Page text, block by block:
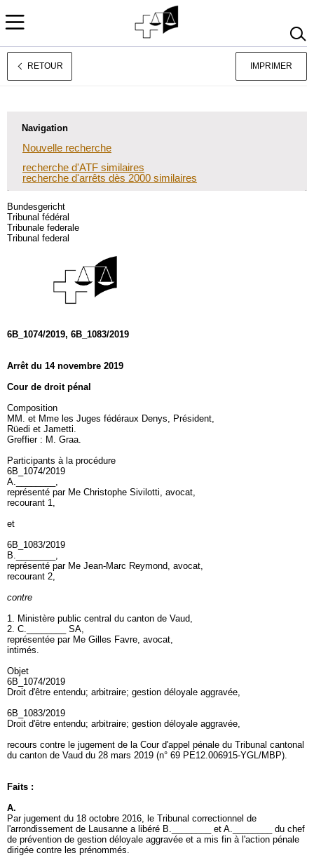
Deutsch
RETOUR IMPRIMER
Navigation
Nouvelle recherche
recherche d'ATF similaires
recherche d'arrêts dès 2000 similaires
Bundesgericht
Tribunal fédéral
Tribunale federale
Tribunal federal
6B_1074/2019, 6B_1083/2019
Arrêt du 14 novembre 2019
Cour de droit pénal
Composition
MM. et Mme les Juges fédéraux Denys, Président,
Rüedi et Jametti.
Greffier : M. Graa.
Participants à la procédure
6B_1074/2019
A.________,
représenté par Me Christophe Sivilotti, avocat,
recourant 1,
et
6B_1083/2019
B.________,
représenté par Me Jean-Marc Reymond, avocat,
recourant 2,
contre
1. Ministère public central du canton de Vaud,
2. C.________ SA,
représentée par Me Gilles Favre, avocat,
intimés.
Objet
6B_1074/2019
Droit d'être entendu; arbitraire; gestion déloyale aggravée,
6B_1083/2019
Droit d'être entendu; arbitraire; gestion déloyale aggravée,
recours contre le jugement de la Cour d'appel pénale du Tribunal cantonal
du canton de Vaud du 28 mars 2019 (n° 69 PE12.006915-YGL/MBP).
Faits :
A.
Par jugement du 18 octobre 2016, le Tribunal correctionnel de
l'arrondissement de Lausanne a libéré B.________ et A.________ du chef
de prévention de gestion déloyale aggravée et a mis fin à l'action pénale
dirigée contre les prénommés.